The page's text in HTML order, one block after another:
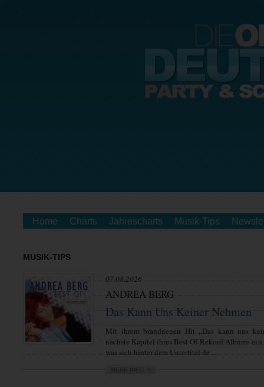
Home Charts Jahrescharts Musik-Tips
MUSIK-TIPS
07.08.2026
ANDREA BERG
Das Kann Uns Keiner Nehmen
Mit ihrem brandneuen Hit „Das kann uns
nächste Kapitel ihres Best Of-Rekord Albums
was sich hinter dem Untertitel de ...